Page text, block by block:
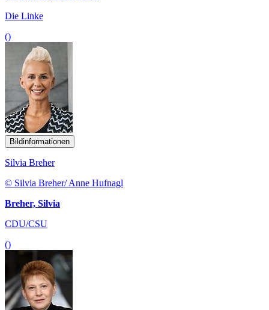
Die Linke
()
Bildinformationen
Silvia Breher
© Silvia Breher/ Anne Hufnagl
Breher, Silvia
CDU/CSU
()